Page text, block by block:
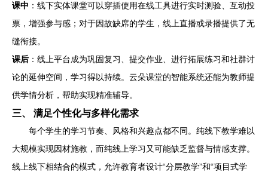
课中 ：线下实体课堂可以穿插使用在线工具进行实时测验、互动投
票，增强参与感；对于因故缺席的学生，线上直播或录播提供了无
缝衔接。
课后 ：线上平台成为巩固复习、提交作业、进行拓展练习和社群讨
论的延伸空间，学习得以持续。云朵课堂的智能系统还能为教师提
供学情分析，帮助实现精准辅导。
三、 满足个性化与多样化需求
每个学生的学习节奏、风格和兴趣点都不同。纯线下教学难以
大规模实现因材施教，而纯线上学习又可能缺乏监督与情感支撑。
线上线下相结合的模式，允许教育者设计“分层教学”和“项目式学